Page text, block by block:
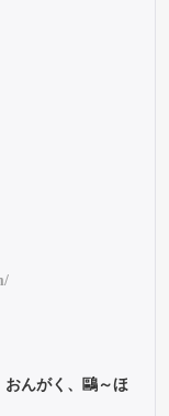
おんがく、鷗～ほ